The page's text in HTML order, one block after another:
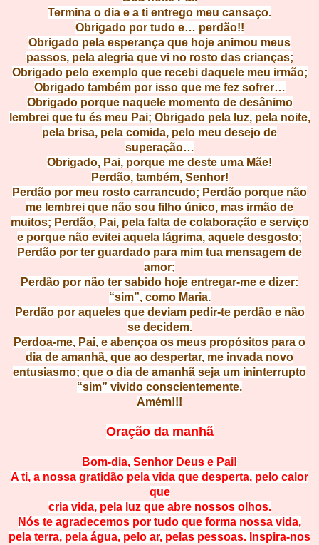
Termina o dia e a ti entrego meu cansaço.
Obrigado por tudo e… perdão!!
Obrigado pela esperança que hoje animou meus
passos, pela alegria que vi no rosto das crianças;
Obrigado pelo exemplo que recebi daquele meu irmão;
Obrigado também por isso que me fez sofrer…
Obrigado porque naquele momentode desânimo
lembrei que tu és meu Pai; Obrigado pela luz, pela noite,
pela brisa, pela comida, pelo meu desejo de
superação…
Obrigado, Pai, porque me deste uma Mãe!
Perdão, também, Senhor!
Perdão por meu rosto carrancudo; Perdão porque não
me lembrei que não sou filho único, mas irmão de
muitos; Perdão, Pai, pela falta de colaboração e serviço
e porque não evitei aquela lágrima, aquele desgosto;
Perdão por ter guardado para mim tua mensagem de
amor;
Perdão por não ter sabido hoje entregar-me e dizer:
“sim”, como Maria.
Perdão por aqueles que deviam pedir-te perdão e não
se decidem.
Perdoa-me, Pai, e abençoa os meus propósitos para o
dia de amanhã, que ao despertar, me invada novo
entusiasmo; que o dia de amanhã seja um ininterrupto
“sim” vivido conscientemente.
Amém!!!
Oração da manhã
Bom-dia, Senhor Deus e Pai!
A ti, a nossa gratidão pela vida que desperta, pelo calor
que
cria vida, pela luz que abre nossos olhos.
Nós te agradecemos por tudo que forma nossa vida,
pela terra, pela água, pelo ar, pelas pessoas. Inspira-nos